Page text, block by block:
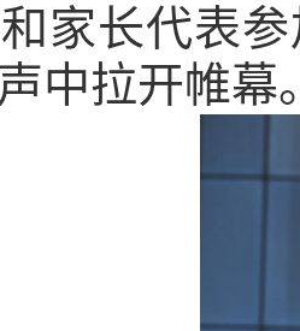
家长代表
中拉开帷幕